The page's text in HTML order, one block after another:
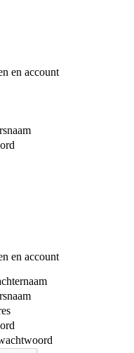
en account
en account